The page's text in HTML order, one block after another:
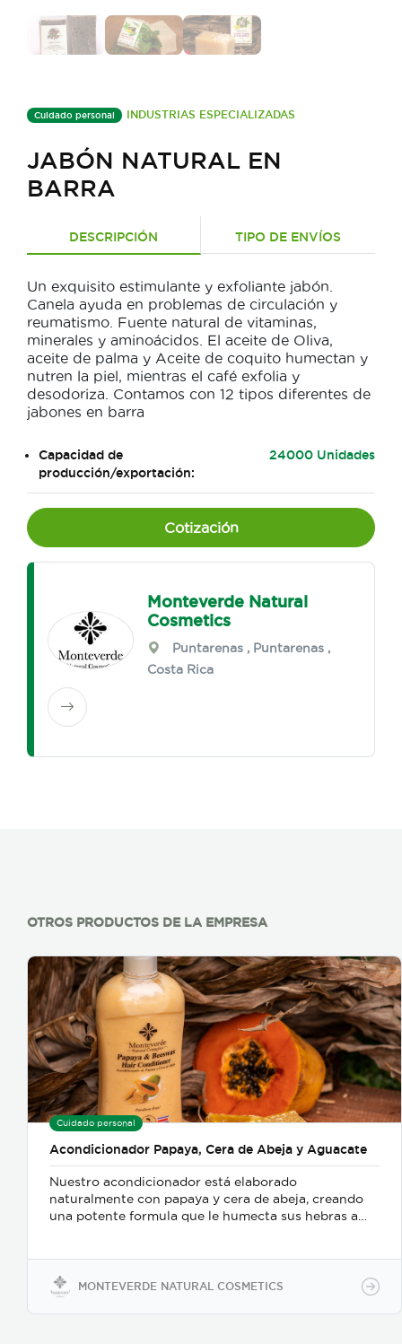
Cuidado personal INDUSTRIAS ESPECIALIZADAS
JABÓN NATURAL EN
BARRA
DESCRIPCIÓN TIPO DE ENVÍOS
Un exquisito estimulante y exfoliante jabón.
Canela ayuda en problemas de circulación y
reumatismo. Fuente natural de vitaminas,
minerales y aminoácidos. El aceite de Oliva,
aceite de palma y Aceite de coquito humectan y
nutren la piel, mientras el café exfolia y
desodoriza. Contamos con 12 tipos diferentes de
jabones en barra
Capacidad de
producción/exportación:
24000 Unidades
Cotización
Monteverde Natural
Cosmetics
Puntarenas , Puntarenas ,
Costa Rica
OTROS PRODUCTOS DE LA EMPRESA
Cuidado personal
Acondicionador Papaya, Cera de Abeja y Aguacate
Nuestro acondicionador está elaborado
naturalmente con papaya y cera de abeja, creando
una potente formula que le humecta sus hebras a
preservantes químicos, colorantes artificiales,
parabenos, sulfatos y siliconas.
MONTEVERDE NATURAL COSMETICS